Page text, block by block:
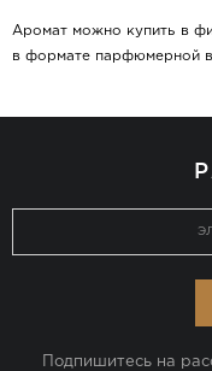
Аромат можно купить в
в формате парфюмерной
Подпишитесь на